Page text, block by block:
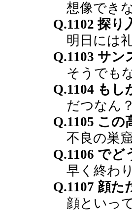
想像でき
Q.1102 探
明日には
Q.1103 サ
そうでも
Q.1104 もし
だつなん？
Q.1105 この
不良の巣
Q.1106 でど
早く終わり
Q.1107 顔
顔といっ